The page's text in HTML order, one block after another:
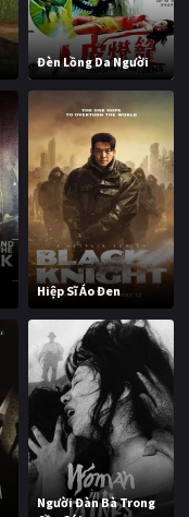
Đèn Lồng Da Người
Hiệp Sĩ Áo Đen
Người Đàn Bà Trong